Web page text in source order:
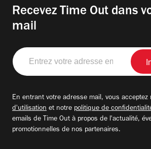
Recevez Time Out dans
mail
Entrez
votre
adresse
En entrant votre adresse mail, vous acceptez
d'utilisation et notre politique de
emails de Time Out à propos de l'actualité,
promotionnelles de nos partenaires.